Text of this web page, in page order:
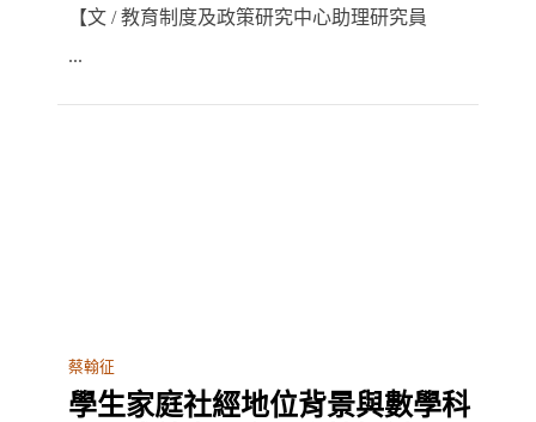
【文 / 教育制度及政策研究中心助理研究員
...
蔡翰征
學生家庭社經地位背景與數學科